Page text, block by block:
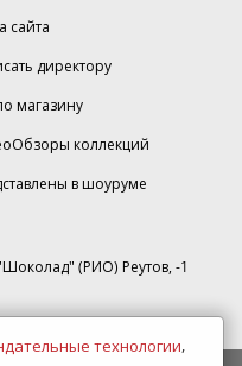
сайта
директору
магазину
коллекций
в шоуруме
(РИО) Реутов, -1
технологии,